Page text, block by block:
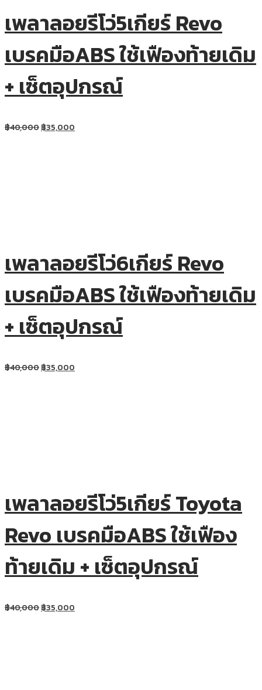
เพลาลอยรีโว่5เกียร์ Revo
เบรคมือABS ใช้เฟืองท้ายเดิม
+ เซ็ตอุปกรณ์
฿40,000฿35,000
เพลาลอยรีโว่6เกียร์ Revo
เบรคมือABS ใช้เฟืองท้ายเดิม
+ เซ็ตอุปกรณ์
฿40,000฿35,000
เพลาลอยรีโว่5เกียร์ Toyota
Revo เบรคมือABS ใช้เฟือง
ท้ายเดิม + เซ็ตอุปกรณ์
฿40,000฿35,000